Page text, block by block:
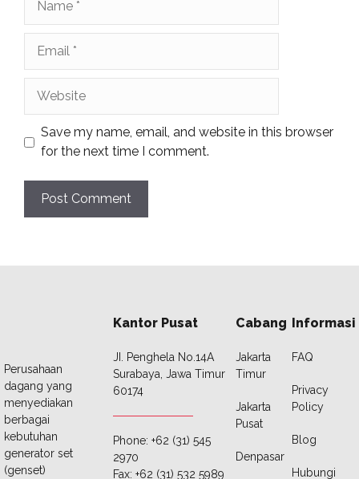
Save my name, email, and website in this browser
for the next time I comment.
Perusahaan
dagang yang
menyediakan
berbagai
kebutuhan
generator set
(genset)
Kantor Pusat
JI. Penghela No.14A
Surabaya, Jawa Timur
60174
Phone: +62 (31) 545
2970
Fax: +62 (31) 532 5989
Cabang
Jakarta
Timur
Jakarta
Pusat
Denpasar
Informasi
FAQ
Privacy
Policy
Blog
Hubungi